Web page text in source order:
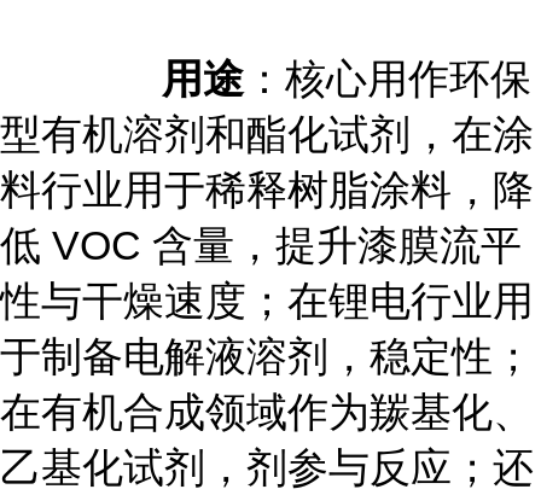
用途 ：核心用作环保
型有机溶剂和酯化试剂，在涂
料行业用于稀释树脂涂料，降
低 VOC 含量，提升漆膜流平
性与干燥速度；在锂电行业用
于制备电解液溶剂，稳定性；
在有机合成领域作为羰基化、
乙基化试剂，剂参与反应；还